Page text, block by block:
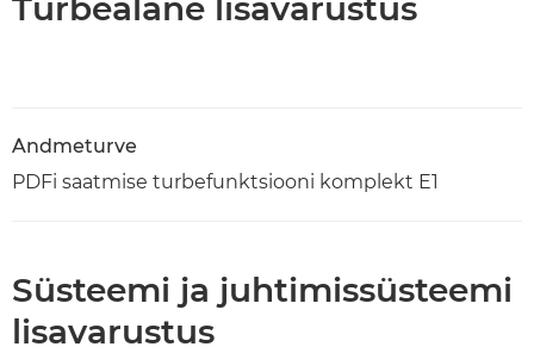
Turbealane lisavarustus
Andmeturve
PDFi saatmise turbefunktsiooni komplekt E1
Süsteemi ja juhtimissüsteemi
lisavarustus